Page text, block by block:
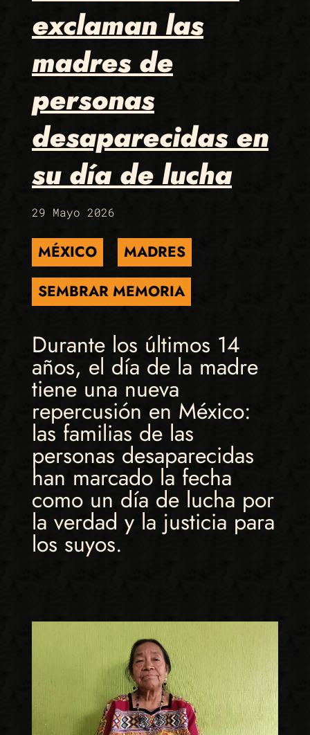
exclaman las
madres de
personas
desaparecidas en
su día de lucha
29 Mayo 2026
MÉXICO
MADRES
SEMBRAR MEMORIA
Durante los últimos 14
años, el día de la madre
tiene una nueva
repercusión en México:
las familias de las
personas desaparecidas
han marcado la fecha
como un día de lucha por
la verdad y la justicia para
los suyos.